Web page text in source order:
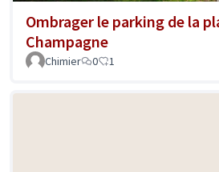
Ombrager le parking de la
Champagne
Chimier 0 1